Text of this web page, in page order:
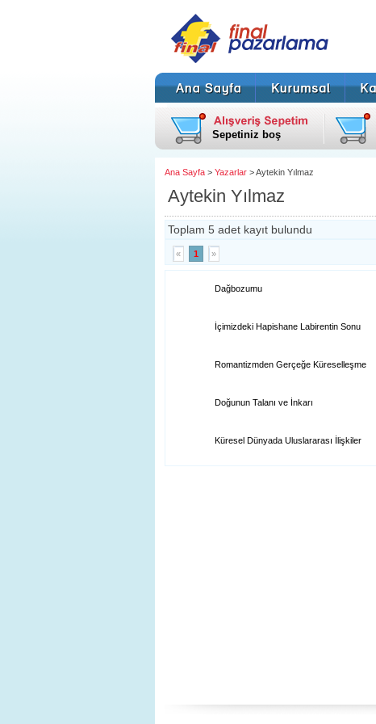
Sepetiniz boş
Ana Sayfa > Yazarlar > Aytekin Yılmaz
Aytekin Yılmaz
Toplam 5 adet kayıt bulundu
« 1 »
Dağbozumu
İçimizdeki Hapishane Labirentin Sonu
Romantizmden Gerçeğe Küreselleşme
Doğunun Talanı ve İnkarı
Küresel Dünyada Uluslararası İlişkiler